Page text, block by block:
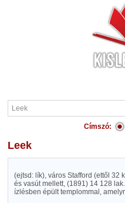
Címszó:
Leek
(ejtsd: lík), város Stafford (ettől 32
és vasút mellett, (1891) 14 128
ízlésben épült templommal,